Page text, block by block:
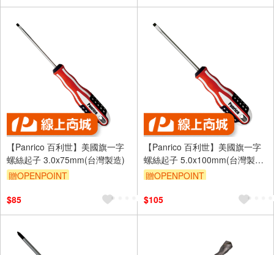
【Panrico 百利世】美國旗一字
螺絲起子 3.0x75mm(台灣製造)
贈OPENPOINT
$85
【Panrico 百利世】美國旗一字
螺絲起子 5.0x100mm(台灣製造
複合式起子 螺絲起子)
贈OPENPOINT
$105